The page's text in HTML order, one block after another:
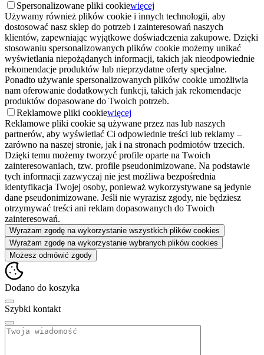
Spersonalizowane pliki cookiewięcej
Używamy również plików cookie i innych technologii, aby
dostosować nasz sklep do potrzeb i zainteresowań naszych
klientów, zapewniając wyjątkowe doświadczenia zakupowe. Dzięki
stosowaniu spersonalizowanych plików cookie możemy unikać
wyświetlania niepożądanych informacji, takich jak nieodpowiednie
rekomendacje produktów lub nieprzydatne oferty specjalne.
Ponadto używanie spersonalizowanych plików cookie umożliwia
nam oferowanie dodatkowych funkcji, takich jak rekomendacje
produktów dopasowane do Twoich potrzeb.
Reklamowe pliki cookiewięcej
Reklamowe pliki cookie są używane przez nas lub naszych
partnerów, aby wyświetlać Ci odpowiednie treści lub reklamy –
zarówno na naszej stronie, jak i na stronach podmiotów trzecich.
Dzięki temu możemy tworzyć profile oparte na Twoich
zainteresowaniach, tzw. profile pseudonimizowane. Na podstawie
tych informacji zazwyczaj nie jest możliwa bezpośrednia
identyfikacja Twojej osoby, ponieważ wykorzystywane są jedynie
dane pseudonimizowane. Jeśli nie wyrazisz zgody, nie będziesz
otrzymywać treści ani reklam dopasowanych do Twoich
zainteresowań.
Wyrażam zgodę na wykorzystanie wszystkich plików cookies
Wyrażam zgodę na wykorzystanie wybranych plików cookies
Możesz odmówić zgody
Dodano do koszyka
Szybki kontakt